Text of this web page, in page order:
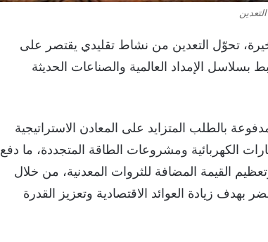
تحوّل التعدين من نشاط تقليدي يقتصر على
بسلاسل الإمداد العالمية والصناعات الحديثة
بالطلب المتزايد على المعادن الاستراتيجية
الكهربائية ومشروعات الطاقة المتجددة، ما دفع
القيمة المضافة للثروات المعدنية، من خلال
بهدف زيادة العوائد الاقتصادية وتعزيز القدرة